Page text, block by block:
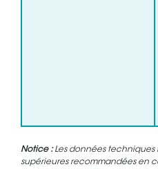
Notice :Les données techniques
supérieures recommandées en